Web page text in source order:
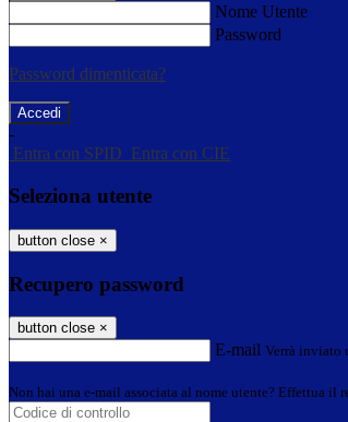
Nome Utente
Password
Password dimenticata?
-
Entra con SPID Entra con CIE
Seleziona utente
button close ×
Recupero password
button close ×
E-mail Verrà inviato
Non hai una e-mail associata al nome utente? Effettua il